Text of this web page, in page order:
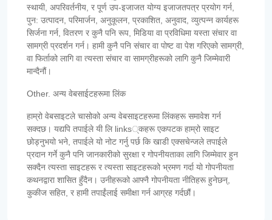
स्थायी, अपरिवर्तनीय, र पूर्ण उप-इजाजत योग्य इजाजतपत्र प्रयोग गर्न,
पुन: उत्पादन, परिमार्जन, अनुकूलन, प्रकाशित, अनुवाद, व्युत्पन्न कार्यहरू
सिर्जना गर्न, वितरण र कुनै पनि रूप, मिडिया वा प्रविधिमा यस्ता संचार वा
सामग्री प्रदर्शन गर्न। हामी कुनै पनि संचार वा पोष्ट वा पेश गरिएको सामग्री,
वा फिर्ताको लागि वा त्यस्ता संचार वा सामग्रीहरूको लागि कुनै जिम्मेवारी
मान्दैनौं।
Other. अन्य वेबसाईटहरूमा लिंक
हाम्रो वेबसाइटले चासोको अन्य वेबसाइटहरूमा लिंकहरू समावेश गर्न
सक्दछ। यद्यपि तपाईले यी लि links्कहरू एकपटक हाम्रो साइट
छोड्नुभयो भने, तपाईले यो नोट गर्नु पर्छ कि खाडी एक्सचेन्जले तपाईले
प्रदान गर्ने कुनै पनि जानकारीको सुरक्षा र गोपनीयताका लागि जिम्मेवार हुन
सक्दैन त्यस्ता साइटहरू र त्यस्ता साइटहरूको भ्रमण गर्दा यो गोपनीयता
कथनद्वारा शासित हुँदैन। उनीहरूको आफ्नै गोपनीयता नीतिहरू हुनेछन्,
कुकीज सहित, र हामी तपाईंलाई समीक्षा गर्न आग्रह गर्दछौं।